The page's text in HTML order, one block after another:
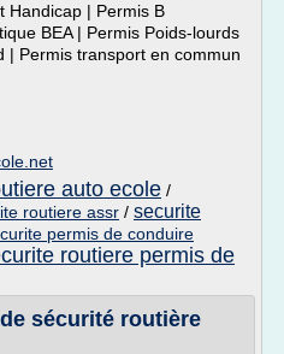
Handicap | Permis B
BEA | Permis Poids-lourds
| Permis transport en commun
auto ecole /
routiere assr / securite
permis de conduire
routiere permis de
sécurité routière